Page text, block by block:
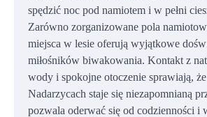
spędzić noc pod namiotem i w pełni
Zarówno zorganizowane pola
miejsca w lesie oferują wyjątkowe
miłośników biwakowania. Kontakt z
wody i spokojne otoczenie sprawiają,
Nadarzycach staje się niezapomnianą
pozwala oderwać się od codzienności i